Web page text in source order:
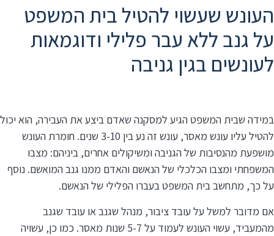
העונש שעשוי להטיל בית המשפט
על גנב ללא עבר פלילי ודוגמאות
לעונשים בגין גניבה
במידה שבית המשפט הגיע למסקנה שאדם ביצע את העבירה, הוא יכול
להטיל עליו עונש מאסר, עונש זה נע בין 3-10 שנים. חומרת העונש
מושפעת מהנסיבות של הגניבה ומשיקולים אחרים, ביניהם: מצבו
המשפחתי ומצבו הכלכלי של הנאשם והאדם ממנו גנב המואשם. נוסף
על כך, מתחשב בית המשפט בעברו הפלילי של הנאשם.
אם מדובר למשל על עובד ציבור, מנהל שגנב או עובד שגנב
מהמעביד, עשוי העונש לעמוד על 5-7 שנות מאסר. כמו כן, עשויה